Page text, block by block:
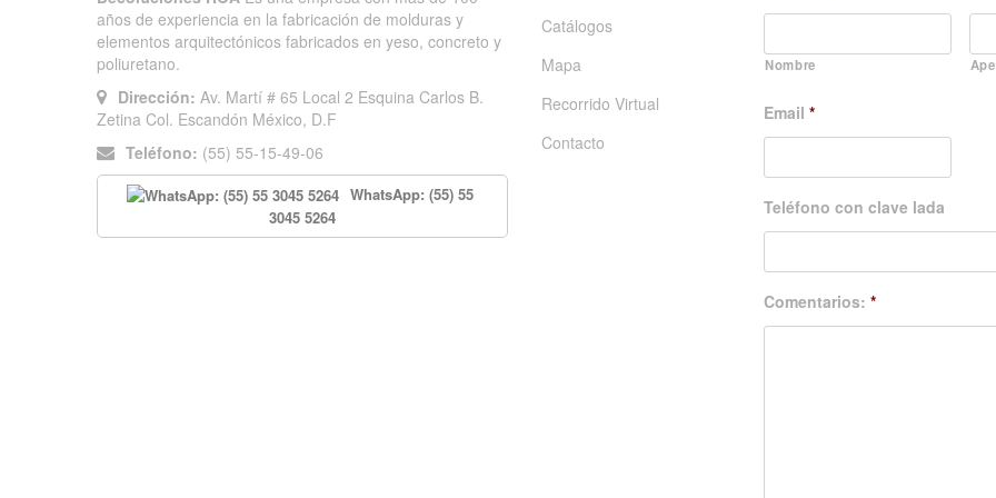
años de experiencia en la fabricación de molduras y
elementos arquitectónicos fabricados en yeso, concreto y
poliuretano.
Dirección: Av. Martí # 65 Local 2 Esquina Carlos B.
Zetina Col. Escandón México, D.F
Teléfono: (55) 55-15-49-06
WhatsApp: (55) 55
3045 5264
Catálogos
Mapa
Recorrido Virtual
Contacto
Nombre
Email *
Teléfono con clave lada
Comentarios: *